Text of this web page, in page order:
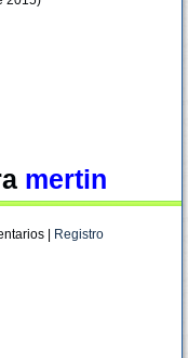
mertin
| Registro